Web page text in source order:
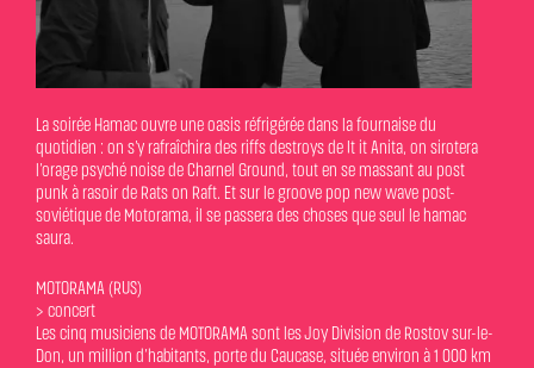
La soirée Hamac ouvre une oasis réfrigérée dans la fournaise du
quotidien : on s’y rafraîchira des riffs destroys de It it Anita, on sirotera
l’orage psyché noise de Charnel Ground, tout en se massant au post
punk à rasoir de Rats on Raft. Et sur le groove pop new wave post-
soviétique de Motorama, il se passera des choses que seul le hamac
saura.
MOTORAMA (RUS)
> concert
Les cinq musiciens de MOTORAMA sont les Joy Division de Rostov sur-le-
Don, un million d’habitants, porte du Caucase, située environ à 1 000 km